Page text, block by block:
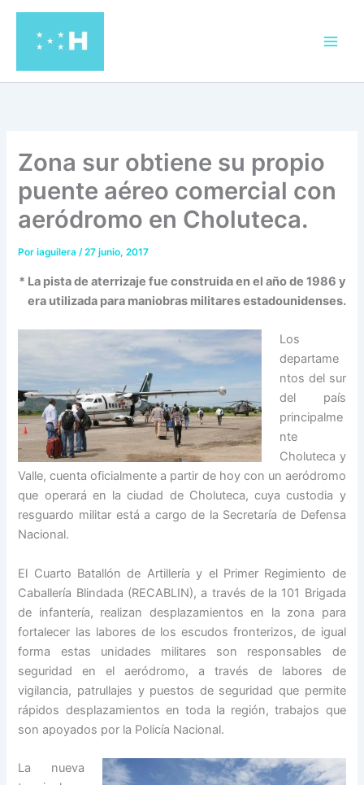
contenido
Zona sur obtiene su propio
puente aéreo comercial con
aeródromo en Choluteca.
Poriaguilera/27 junio, 2017
* La pista de aterrizaje fue construida en el año de 1986 y
era utilizada para maniobras militares estadounidenses.
Los
departame
ntos del sur
del país
principalme
nte
Choluteca y
Valle, cuenta oficialmente a partir de hoy con un aeródromo
que operará en la ciudad de Choluteca, cuya custodia y
resguardo militar está a cargo de la Secretaría de Defensa
Nacional.
El Cuarto Batallón de Artillería y el Primer Regimiento de
Caballería Blindada (RECABLIN), a través de la 101 Brigada
de infantería, realizan desplazamientos en la zona para
fortalecer las labores de los escudos fronterizos, de igual
forma estas unidades militares son responsables de
seguridad en el aeródromo, a través de labores de
vigilancia, patrullajes y puestos de seguridad que permite
rápidos desplazamientos en toda la región, trabajos que
son apoyados por la Policía Nacional.
La nueva